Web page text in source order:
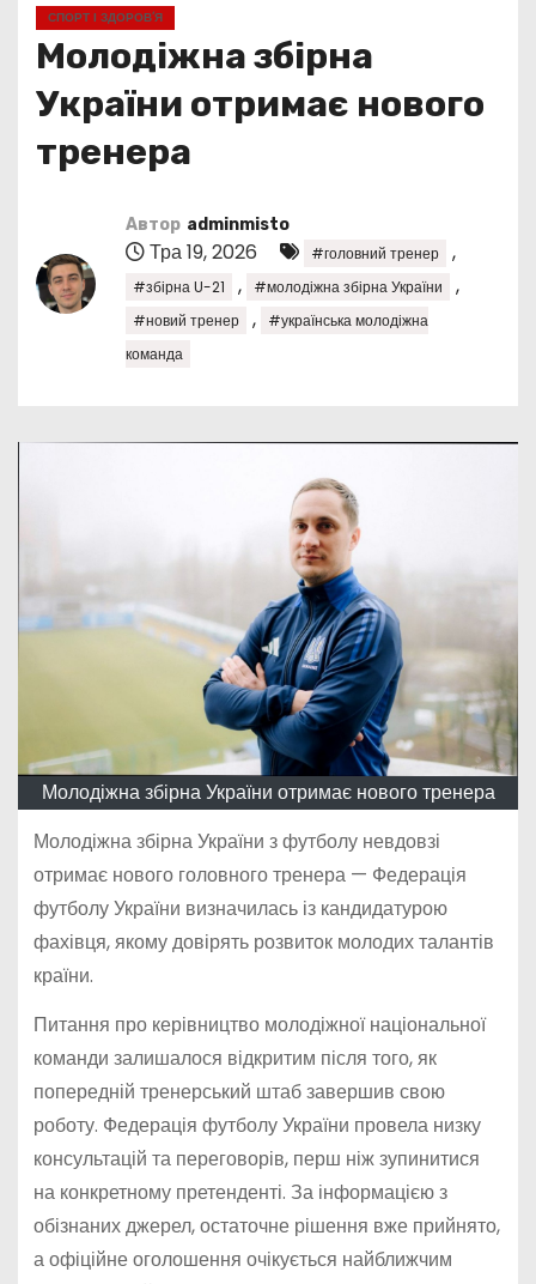
СПОРТ І ЗДОРОВ’Я
Молодіжна збірна
України отримає нового
тренера
Автор adminmisto
Тра 19, 2026 #головний тренер ,
#збірна U-21 , #молодіжна збірна України ,
#новий тренер ,
#українська молодіжна
команда
Молодіжна збірна України отримає нового тренера
Молодіжна збірна України з футболу невдовзі
отримає нового головного тренера — Федерація
футболу України визначилась із кандидатурою
фахівця, якому довірять розвиток молодих талантів
країни.
Питання про керівництво молодіжної національної
команди залишалося відкритим після того, як
попередній тренерський штаб завершив свою
роботу. Федерація футболу України провела низку
консультацій та переговорів, перш ніж зупинитися
на конкретному претенденті. За інформацією з
обізнаних джерел, остаточне рішення вже прийнято,
а офіційне оголошення очікується найближчим